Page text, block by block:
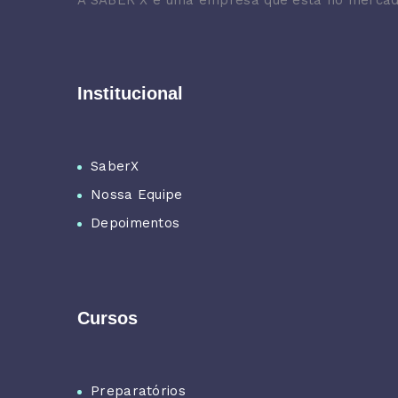
Institucional
SaberX
Nossa Equipe
Depoimentos
Cursos
Preparatórios